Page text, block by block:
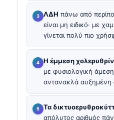
ΛΔΗ πάνω από
είναι μη ειδικό· με
γίνεται πολύ πιο
Η έμμεση
με φυσιολογική
αντανακλά αυξημένη
Τα
απόλυτος αριθμός